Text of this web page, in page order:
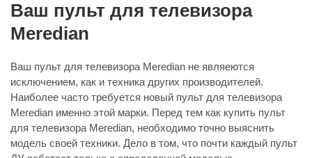
Ваш пульт для телевизора
Meredian
Ваш пульт для телевизора Meredian не являеются
исключением, как и техника других производителей.
Наиболее часто требуется новый пульт для телевизора
Meredian именно этой марки. Перед тем как купить пульт
для телевизора Meredian, необходимо точно выяснить
модель своей техники. Дело в том, что почти каждый пульт